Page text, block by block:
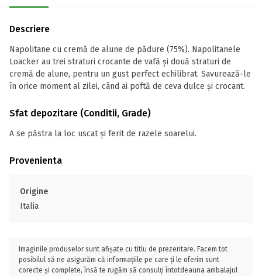
Descriere
Napolitane cu cremă de alune de pădure (75%). Napolitanele
Loacker au trei straturi crocante de vafă și două straturi de
cremă de alune, pentru un gust perfect echilibrat. Savurează-le
în orice moment al zilei, când ai poftă de ceva dulce și crocant.
Sfat depozitare (Conditii, Grade)
A se păstra la loc uscat și ferit de razele soarelui.
Provenienta
Origine
Italia
Imaginile produselor sunt afișate cu titlu de prezentare. Facem tot
posibilul să ne asigurăm că informațiile pe care ți le oferim sunt
corecte și complete, însă te rugăm să consulți întotdeauna ambalajul